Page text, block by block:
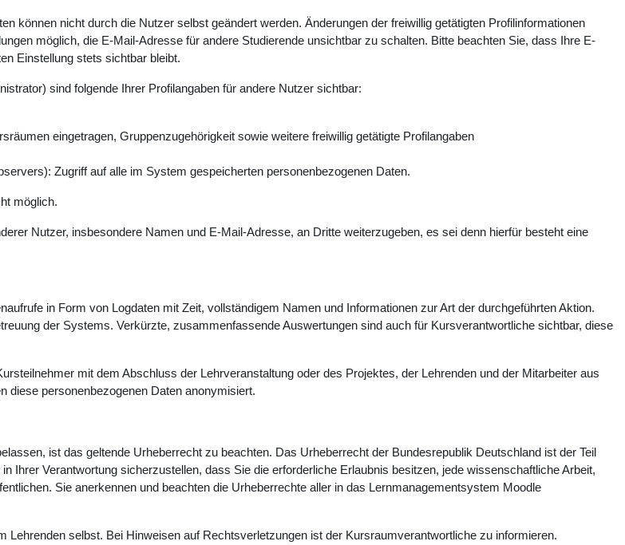
können nicht durch die Nutzer selbst geändert werden. Änderungen der freiwillig getätigten Profilinformationen
möglich, die E-Mail-Adresse für andere Studierende unsichtbar zu schalten. Bitte beachten Sie, dass Ihre E-
Einstellung stets sichtbar bleibt.
sind folgende Ihrer Profilangaben für andere Nutzer sichtbar:
eingetragen, Gruppenzugehörigkeit sowie weitere freiwillig getätigte Profilangaben
Zugriff auf alle im System gespeicherten personenbezogenen Daten.
möglich.
Nutzer, insbesondere Namen und E-Mail-Adresse, an Dritte weiterzugeben, es sei denn hierfür besteht eine
in Form von Logdaten mit Zeit, vollständigem Namen und Informationen zur Art der durchgeführten Aktion.
der Systems. Verkürzte, zusammenfassende Auswertungen sind auch für Kursverantwortliche sichtbar, diese
mit dem Abschluss der Lehrveranstaltung oder des Projektes, der Lehrenden und der Mitarbeiter aus
diese personenbezogenen Daten anonymisiert.
ist das geltende Urheberrecht zu beachten. Das Urheberrecht der Bundesrepublik Deutschland ist der Teil
Ihrer Verantwortung sicherzustellen, dass Sie die erforderliche Erlaubnis besitzen, jede wissenschaftliche Arbeit,
Sie anerkennen und beachten die Urheberrechte aller in das Lernmanagementsystem Moodle
selbst. Bei Hinweisen auf Rechtsverletzungen ist der Kursraumverantwortliche zu informieren.